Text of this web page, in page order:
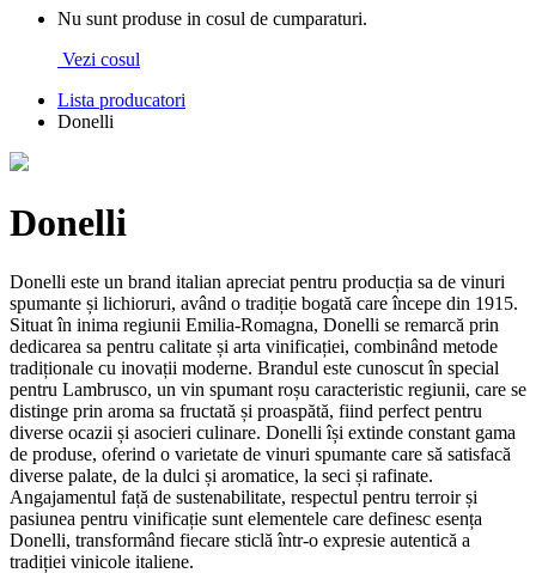
Nu sunt produse in cosul de cumparaturi.
Vezi cosul
Lista producatori
Donelli
Donelli
Donelli este un brand italian apreciat pentru producția sa de vinuri
spumante și lichioruri, având o tradiție bogată care începe din 1915.
Situat în inima regiunii Emilia-Romagna, Donelli se remarcă prin
dedicarea sa pentru calitate și arta vinificației, combinând metode
tradiționale cu inovații moderne. Brandul este cunoscut în special
pentru Lambrusco, un vin spumant roșu caracteristic regiunii, care se
distinge prin aroma sa fructată și proaspătă, fiind perfect pentru
diverse ocazii și asocieri culinare. Donelli își extinde constant gama
de produse, oferind o varietate de vinuri spumante care să satisfacă
diverse palate, de la dulci și aromatice, la seci și rafinate.
Angajamentul față de sustenabilitate, respectul pentru terroir și
pasiunea pentru vinificație sunt elementele care definesc esența
Donelli, transformând fiecare sticlă într-o expresie autentică a
tradiției vinicole italiene.